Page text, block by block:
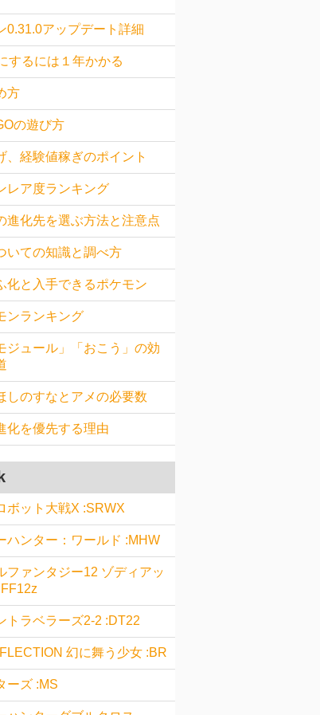
0.31.0アップデート詳細
するには１年かかる
方
の遊び方
、経験値稼ぎのポイント
レア度ランキング
進化先を選ぶ方法と注意点
いての知識と調べ方
化と入手できるポケモン
ンランキング
ジュール」「おこう」の効
しのすなとアメの必要数
化を優先する理由
ボット大戦X :SRWX
ハンター：ワールド :MHW
ファンタジー12 ゾディアッ
トラベラーズ2-2 :DT22
幻に舞う少女 :BR
ーズ :MS